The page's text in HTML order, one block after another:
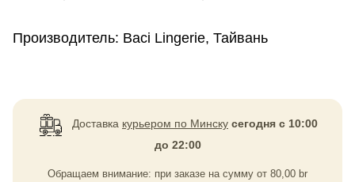
Производитель: Baci Lingerie, Тайвань
Доставка курьером по Минску сегодня с 10:00
до 22:00
Обращаем внимание: при заказе на сумму от 80,00 br